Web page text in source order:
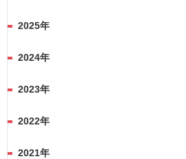
2025年
2024年
2023年
2022年
2021年